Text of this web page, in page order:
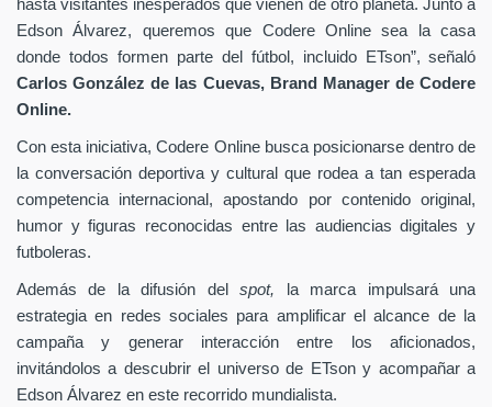
hasta visitantes inesperados que vienen de otro planeta. Junto a
Edson Álvarez, queremos que Codere Online sea la casa
donde todos formen parte del fútbol, incluido ETson”, señaló
Carlos González de las Cuevas, Brand Manager de Codere
Online.
Con esta iniciativa, Codere Online busca posicionarse dentro de
la conversación deportiva y cultural que rodea a tan esperada
competencia internacional, apostando por contenido original,
humor y figuras reconocidas entre las audiencias digitales y
futboleras.
Además de la difusión delspot,
la marca impulsará una
estrategia en redes sociales para amplificar el alcance de la
campaña y generar interacción entre los aficionados,
invitándolos a descubrir el universo de ETson y acompañar a
Edson Álvarez en este recorrido mundialista.